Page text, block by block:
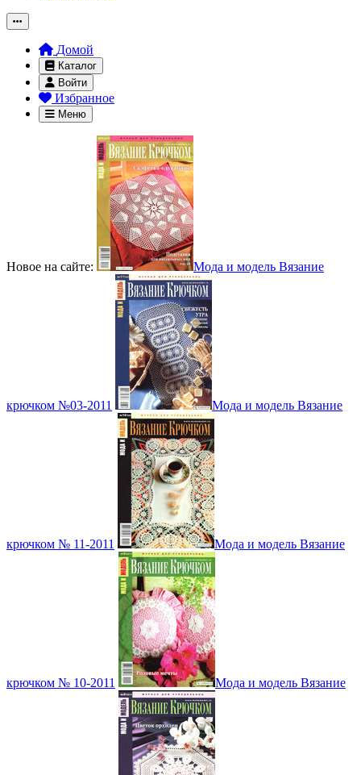
Домой
Каталог
Войти
Избранное
Меню
Новое на сайте: Мода и модель Вязание
крючком №03-2011 Мода и модель Вязание
крючком № 11-2011 Мода и модель Вязание
крючком № 10-2011 Мода и модель Вязание